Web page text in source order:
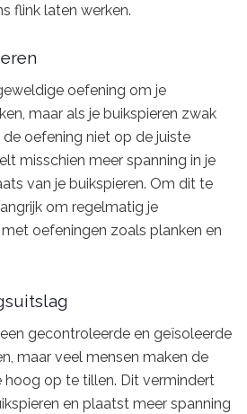
flink laten werken.
oefening om je
maar als je buikspieren zwak
de oefening niet op de juiste
misschien meer spanning in je
van je buikspieren. Om dit te
om regelmatig je
oefeningen zoals planken en
gecontroleerde en geïsoleerde
maar veel mensen maken de
op te tillen. Dit vermindert
en plaatst meer spanning